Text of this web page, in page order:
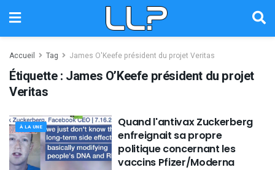
Accueil Tag James O'Keefe président du projet Veritas
Étiquette : James O’Keefe président du projet
Veritas
À LA UNE
Quand l'antivax Zuckerberg
enfreignait sa propre
politique concernant les
vaccins Pfizer/Moderna